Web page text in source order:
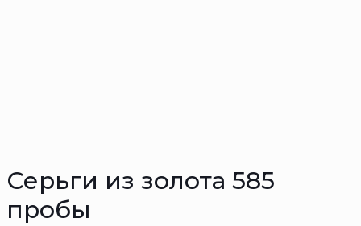
Серьги из золота 585
пробы